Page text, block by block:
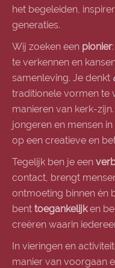
het begeleiden,
generaties.
Wij zoeken een pionier
te verkennen en
samenleving. Je denkt
traditionele vormen te
manieren van kerk-
jongeren en mensen
op een creatieve en
Tegelijk ben je een
contact, brengt
ontmoeting binnen én
bent toegankelijken
creëren waarin
In vieringen en
manier van voorgaan